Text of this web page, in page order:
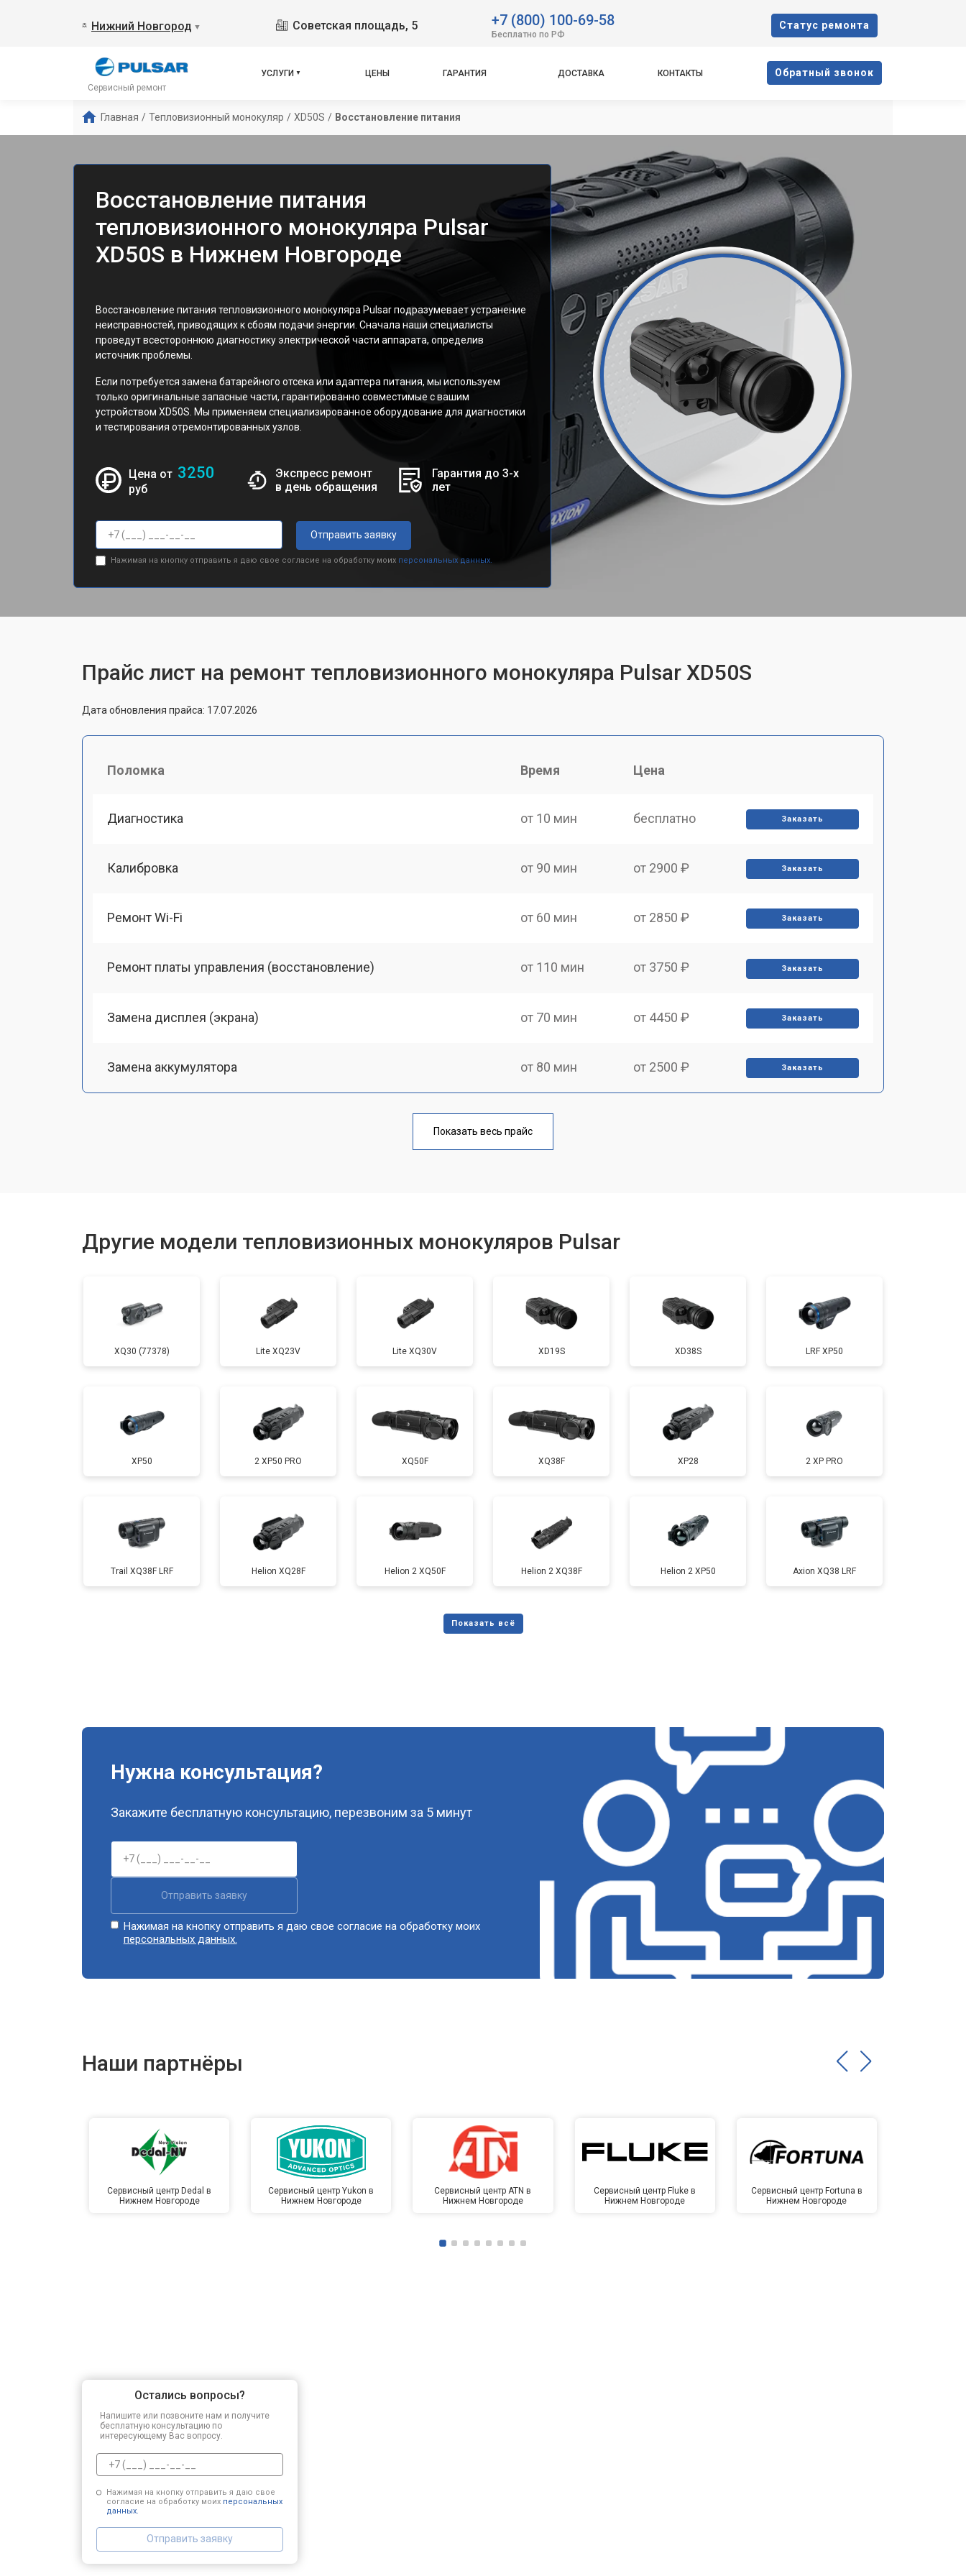
Нижний Новгород ▼ Советская площадь, 5 +7 (800) 100-69-58
Бесплатно по РФ
Cтатус ремонта
Сервисный ремонт
УСЛУГИ ЦЕНЫ ГАРАНТИЯ ДОСТАВКА КОНТАКТЫ Oбратный звонок
Главная / Тепловизионный монокуляр / XD50S / Восстановление питания
Восстановление питания
тепловизионного монокуляра Pulsar
XD50S в Нижнем Новгороде
Восстановление питания тепловизионного монокуляра Pulsar подразумевает устранение
неисправностей, приводящих к сбоям подачи энергии. Сначала наши специалисты
проведут всестороннюю диагностику электрической части аппарата, определив
источник проблемы.
Если потребуется замена батарейного отсека или адаптера питания, мы используем
только оригинальные запасные части, гарантированно совместимые с вашим
устройством XD50S. Мы применяем специализированное оборудование для диагностики
и тестирования отремонтированных узлов.
Цена от 3250
руб
Экспресс ремонт
в день обращения
Гарантия до 3-х
лет
Отправить заявку
Нажимая на кнопку отправить я даю свое согласие на обработку моих персональных данных.
Прайс лист на ремонт тепловизионного монокуляра Pulsar XD50S
Дата обновления прайса: 17.07.2026
Поломка Время Цена
Диагностика от 10 мин бесплатно Заказать
Калибровка от 90 мин от 2900 ₽ Заказать
Ремонт Wi-Fi от 60 мин от 2850 ₽ Заказать
Ремонт платы управления (восстановление) от 110 мин от 3750 ₽ Заказать
Замена дисплея (экрана) от 70 мин от 4450 ₽ Заказать
Замена аккумулятора от 80 мин от 2500 ₽ Заказать
от 60 мин
Показать весь прайс
Другие модели тепловизионных монокуляров Pulsar
XQ30 (77378) Lite XQ23V Lite XQ30V XD19S XD38S LRF XP50
XP50 2 XP50 PRO XQ50F XQ38F XP28 2 XP PRO
Trail XQ38F LRF Helion XQ28F Helion 2 XQ50F Helion 2 XQ38F Helion 2 XP50 Axion XQ38 LRF
Нужна консультация?
Закажите бесплатную консультацию, перезвоним за 5 минут
Отправить заявку
Нажимая на кнопку отправить я даю свое согласие на обработку моих
персональных данных.
Наши партнёры
Сервисный центр Dedal в
Нижнем Новгороде
Сервисный центр Yukon в
Нижнем Новгороде
Сервисный центр ATN в
Нижнем Новгороде
Сервисный центр Fluke в
Нижнем Новгороде
Сервисный центр Fortuna в
Нижнем Новгороде
Остались вопросы?
Напишите или позвоните нам и получите
бесплатную консультацию по
интересующему Вас вопросу.
Нажимая на кнопку отправить я даю свое
согласие на обработку моих персональных
данных.
Отправить заявку